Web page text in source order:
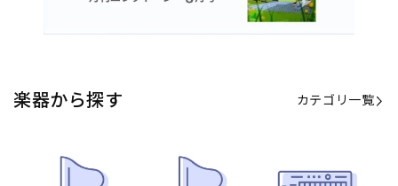
楽器から探す カテゴリ一覧